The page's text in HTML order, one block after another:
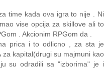
time kada ova igra to nije . Ni
vise opcija za skillove ali to
. Akcionim RPGom da .
prica i to odlicno , za sta je
za kapital(drugi su majmuni kao
su odradili sa "izborima" je i